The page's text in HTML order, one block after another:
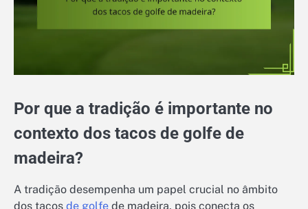
Por que a tradição é importante no
contexto dos tacos de golfe de
madeira?
A tradição desempenha um papel crucial no âmbito
dos tacos de golfe de madeira, pois conecta os